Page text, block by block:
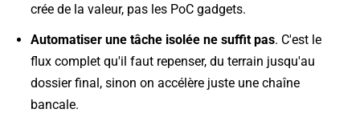
crée de la valeur, pas les PoC gadgets.
Automatiser une tâche isolée ne suffit pas. C'est le
flux complet qu'il faut repenser, du terrain jusqu'au
dossier final, sinon on accélère juste une chaîne
bancale.